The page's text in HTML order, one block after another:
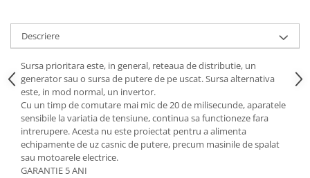
Descriere
Sursa prioritara este, in general, reteaua de distributie, un
generator sau o sursa de putere de pe uscat. Sursa alternativa
este, in mod normal, un invertor.
Cu un timp de comutare mai mic de 20 de milisecunde, aparatele
sensibile la variatia de tensiune, continua sa functioneze fara
intrerupere. Acesta nu este proiectat pentru a alimenta
echipamente de uz casnic de putere, precum masinile de spalat
sau motoarele electrice.
GARANTIE 5 ANI